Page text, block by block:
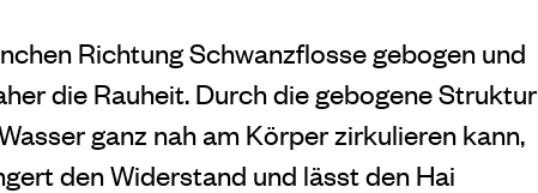
Richtung Schwanzflosse gebogen und
die Rauheit. Durch die gebogene Struktur
ganz nah am Körper zirkulieren kann,
den Widerstand und lässt den Hai